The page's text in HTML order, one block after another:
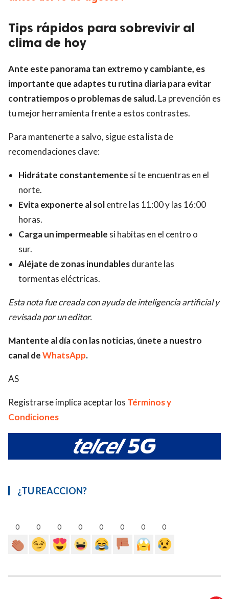
Tips rápidos para sobrevivir al
clima de hoy
Ante este panorama tan extremo y cambiante, es
importante que adaptes tu rutina diaria para evitar
contratiempos o problemas de salud.La prevención es
tu mejor herramienta frente a estos contrastes.
Para mantenerte a salvo, sigue esta lista de
recomendaciones clave:
Hidrátate constantemente si te encuentras en el
norte.
Evita exponerte al solentre las 11:00 y las 16:00
horas.
Carga un impermeable si habitas en el centro o
sur.
Aléjate de zonas inundablesdurante las
tormentas eléctricas.
Esta nota fue creada con ayuda de inteligencia artificial y
revisada por un editor.
Mantente al día con las noticias, únete a nuestro
canal deWhatsApp.
AS
Registrarse implica aceptar los Términos y
Condiciones
¿TU REACCION?
0 0 0 0 0 0 0 0